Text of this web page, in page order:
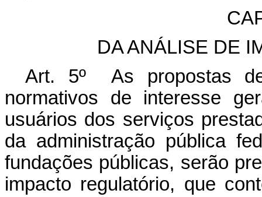
DA ANÁLISE DE
Art. 5º As propostas
normativos de interesse
usuários dos serviços
da administração pública
fundações públicas, serão
impacto regulatório, que